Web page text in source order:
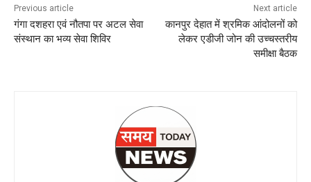
Previous article
गंगा दशहरा एवं नौतपा पर अटल सेवा
संस्थान का भव्य सेवा शिविर
Next article
कानपुर देहात में श्रमिक आंदोलनों को
लेकर एडीजी जोन की उच्चस्तरीय
समीक्षा बैठक